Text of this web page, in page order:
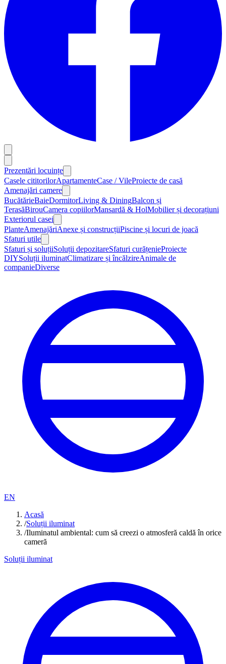
Prezentări locuințe
Casele cititorilorApartamenteCase / VileProiecte de casă
Amenajări camere
BucătărieBaieDormitorLiving & DiningBalcon și
TerasăBirouCamera copiilorMansardă & HolMobilier și decorațiuni
Exteriorul casei
PlanteAmenajăriAnexe și construcțiiPiscine și locuri de joacă
Sfaturi utile
Sfaturi și soluțiiSoluții depozitareSfaturi curățenieProiecte
DIYSoluții iluminatClimatizare și încălzireAnimale de
companieDiverse
EN
Acasă
/Soluții iluminat
/Iluminatul ambiental: cum să creezi o atmosferă caldă în orice
cameră
Soluții iluminat